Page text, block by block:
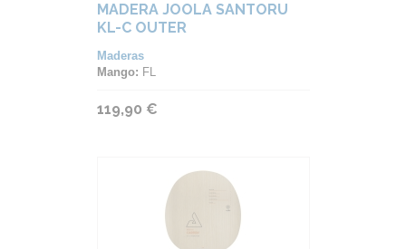
MADERA JOOLA SANTORU
KL-C OUTER
Maderas
Mango: FL
119,90 €